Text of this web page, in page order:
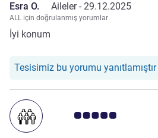
Esra O. Aileler - 29.12.2025
ALL için doğrulanmış yorumlar
İyi konum
Tesisimiz bu yorumu yanıtlamıştır
Avis müşterileri puanı